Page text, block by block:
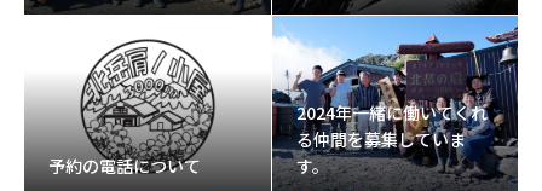
予約の電話について
2024年一緒に働いてくれ
る仲間を募集していま
す。